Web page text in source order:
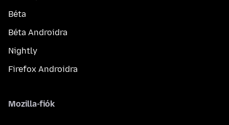
Béta
Béta Androidra
Nightly
Firefox Androidra
Mozilla-fiók